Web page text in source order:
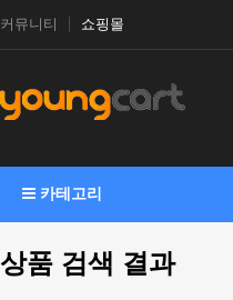
커뮤니티 쇼핑몰
카테고리
상품 검색 결과